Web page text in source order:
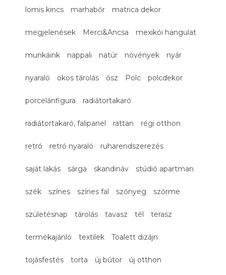
lomis kincs marhabőr matrica dekor
megjelenések Merci&Ancsa mexikói hangulat
munkáink nappali natúr növények nyár
nyaraló okos tárolás ősz Polc polcdekor
porcelánfigura radiátortakaró
radiátortakaró, falipanel rattan régi otthon
retró retró nyaraló ruharendszerezés
saját lakás sárga skandináv stúdió apartman
szék színes színes fal szőnyeg szőrme
születésnap tárolás tavasz tél terasz
termékajánló textilek Toalett dizájn
tojásfestés torta új bútor új otthon